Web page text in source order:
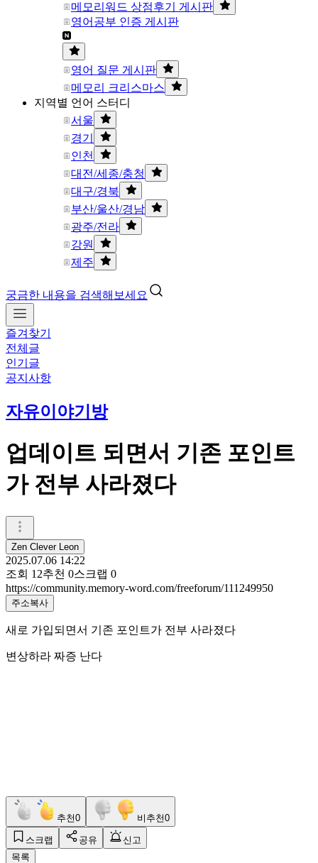
메모리워드 상점후기 게시판
영어공부 인증 게시판
영어 질문 게시판
메모리 크리스마스
지역별 언어 스터디
서울
경기
인천
대전/세종/충청
대구/경북
부산/울산/경남
광주/전라
강원
제주
궁금한 내용을 검색해보세요
즐겨찾기
전체글
인기글
공지사항
자유이야기방
업데이트 되면서 기존 포인트
가 전부 사라졌다
Zen Clever Leon
2025.07.06 14:22
조회 12추천 0스크랩 0
https://community.memory-word.com/freeforum/111249950
주소복사
새로 가입되면서 기존 포인트가 전부 사라졌다
변상하라 짜증 난다
추천0 비추천0
스크랩 공유
신고
목록